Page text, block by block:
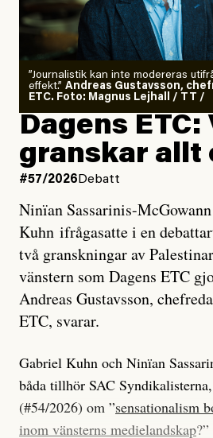
”Journalistik kan inte modereras
effekt.” Andreas Gustavsson,
ETC. Foto: Magnus Lejhall / TT /
Dagens ETC:
granskar allt
#57/2026 Debatt
Ninïan Sassarinis-
Kuhn ifrågasatte i en
två granskningar av
vänstern som Dagens ETC
Andreas Gustavsson,
ETC, svarar.
Gabriel Kuhn och Ninïan
båda tillhör SAC
(#54/2026) om ”sensationalism
inom vänsterns medielandskap